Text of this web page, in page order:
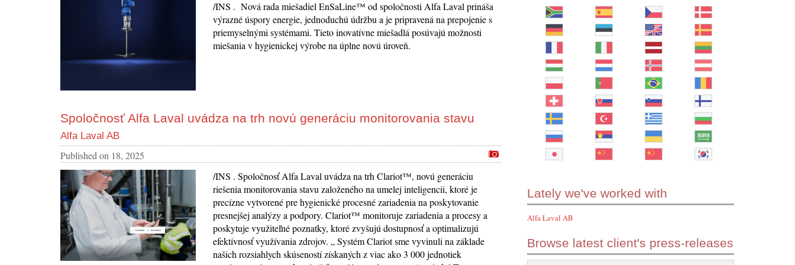
/INS . Nová rada miešadiel EnSaLine™ od spoločnosti Alfa Laval prináša
výrazné úspory energie, jednoduchú údržbu a je pripravená na prepojenie s
priemyselnými systémami. Tieto inovatívne miešadlá posúvajú možnosti
miešania v hygienickej výrobe na úplne novú úroveň.
Spoločnosť Alfa Laval uvádza na trh novú generáciu monitorovania stavu
Alfa Laval AB
Published on 18, 2025
/INS . Spoločnosť Alfa Laval uvádza na trh Clariot™, novú generáciu
riešenia monitorovania stavu založeného na umelej inteligencii, ktoré je
precízne vytvorené pre hygienické procesné zariadenia na poskytovanie
presnejšej analýzy a podpory. Clariot™ monitoruje zariadenia a procesy a
poskytuje využiteľné poznatky, ktoré zvyšujú dostupnosť a optimalizujú
efektívnosť využívania zdrojov. „ Systém Clariot sme vyvinuli na základe
našich rozsiahlych skúseností získaných z viac ako 3 000 jednotiek
Lately we've worked with
Alfa Laval AB
Browse latest client's press-releases